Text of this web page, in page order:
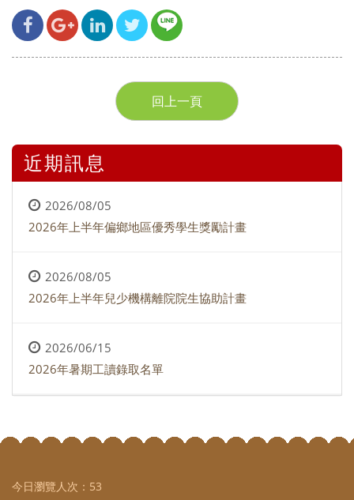
回上一頁
近期訊息
2026/08/05
2026年上半年偏鄉地區優秀學生獎勵計畫
2026/08/05
2026年上半年兒少機構離院院生協助計畫
2026/06/15
2026年暑期工讀錄取名單
今日瀏覽人次： 53